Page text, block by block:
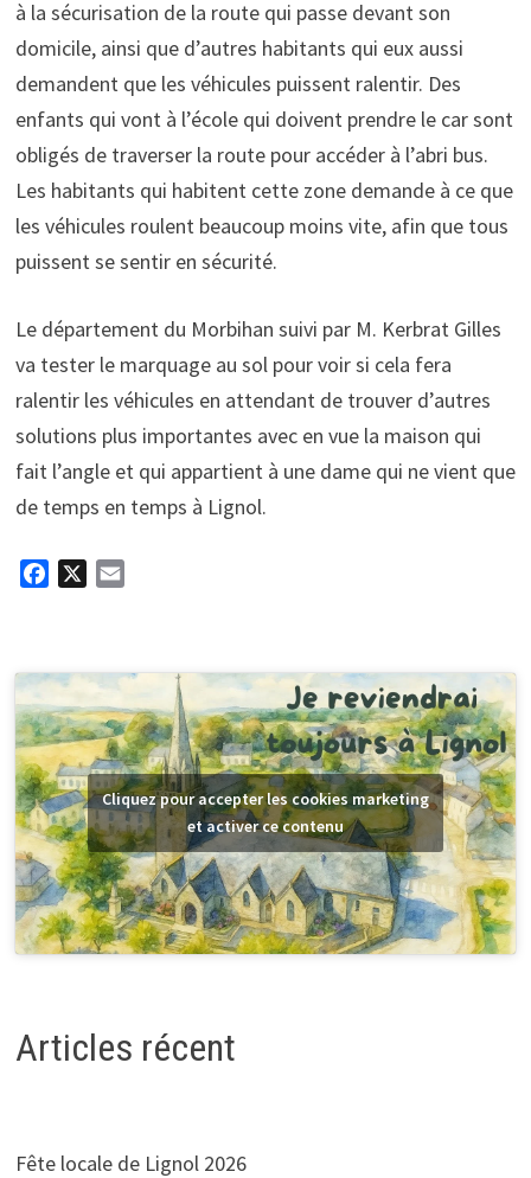
à la sécurisation de la route qui passe devant son
domicile, ainsi que d’autres habitants qui eux aussi
demandent que les véhicules puissent ralentir. Des
enfants qui vont à l’école qui doivent prendre le car sont
obligés de traverser la route pour accéder à l’abri bus.
Les habitants qui habitent cette zone demande à ce que
les véhicules roulent beaucoup moins vite, afin que tous
puissent se sentir en sécurité.
Le département du Morbihan suivi par M. Kerbrat Gilles
va tester le marquage au sol pour voir si cela fera
ralentir les véhicules en attendant de trouver d’autres
solutions plus importantes avec en vue la maison qui
fait l’angle et qui appartient à une dame qui ne vient que
de temps en temps à Lignol.
b
o
o
k
Cliquez pour accepter les cookies marketing
et activer ce contenu
Articles récent
Fête locale de Lignol 2026